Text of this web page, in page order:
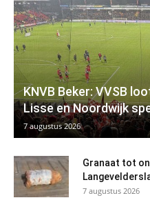
KNVB Beker: VVSB
Lisse en Noordwijk
7 augustus 2026
Granaat tot
7 augustus 2026